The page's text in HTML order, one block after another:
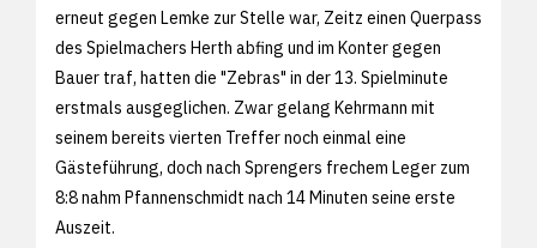
erneut gegen Lemke zur Stelle war, Zeitz einen Querpass
des Spielmachers Herth abfing und im Konter gegen
Bauer traf, hatten die "Zebras" in der 13. Spielminute
erstmals ausgeglichen. Zwar gelang Kehrmann mit
seinem bereits vierten Treffer noch einmal eine
Gästeführung, doch nach Sprengers frechem Leger zum
8:8 nahm Pfannenschmidt nach 14 Minuten seine erste
Auszeit.